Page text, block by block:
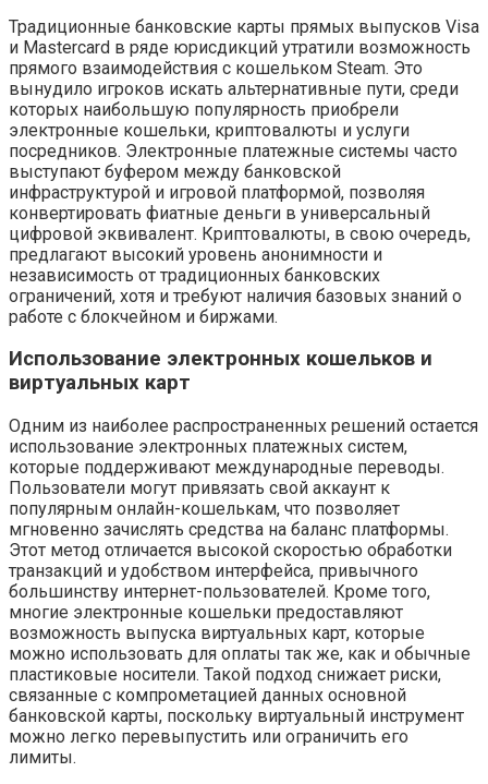
Традиционные банковские карты прямых выпусков Visa
и Mastercard в ряде юрисдикций утратили возможность
прямого взаимодействия с кошельком Steam. Это
вынудило игроков искать альтернативные пути, среди
которых наибольшую популярность приобрели
электронные кошельки, криптовалюты и услуги
посредников. Электронные платежные системы часто
выступают буфером между банковской
инфраструктурой и игровой платформой, позволяя
конвертировать фиатные деньги в универсальный
цифровой эквивалент. Криптовалюты, в свою очередь,
предлагают высокий уровень анонимности и
независимость от традиционных банковских
ограничений, хотя и требуют наличия базовых знаний о
работе с блокчейном и биржами.
Использование электронных кошельков и
виртуальных карт
Одним из наиболее распространенных решений остается
использование электронных платежных систем,
которые поддерживают международные переводы.
Пользователи могут привязать свой аккаунт к
популярным онлайн-кошелькам, что позволяет
мгновенно зачислять средства на баланс платформы.
Этот метод отличается высокой скоростью обработки
транзакций и удобством интерфейса, привычного
большинству интернет-пользователей. Кроме того,
многие электронные кошельки предоставляют
возможность выпуска виртуальных карт, которые
можно использовать для оплаты так же, как и обычные
пластиковые носители. Такой подход снижает риски,
связанные с компрометацией данных основной
банковской карты, поскольку виртуальный инструмент
можно легко перевыпустить или ограничить его
лимиты.